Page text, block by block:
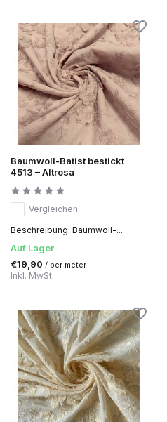
Baumwoll-Batist bestickt
4513 – Altrosa
Vergleichen
Beschreibung: Baumwoll-...
Auf Lager
€19,90 / per meter
Inkl. MwSt.